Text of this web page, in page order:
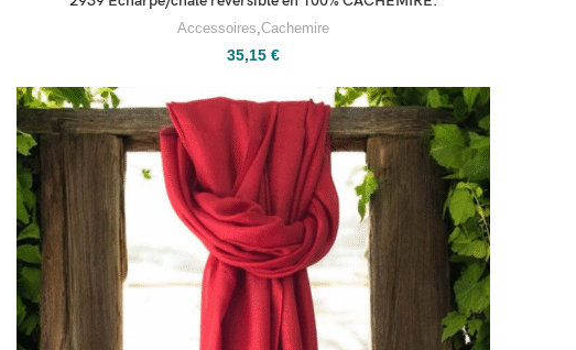
Accessoires,Cachemire
35,15€